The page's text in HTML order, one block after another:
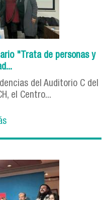
"Trata de personas y
del Auditorio C del
el Centro...